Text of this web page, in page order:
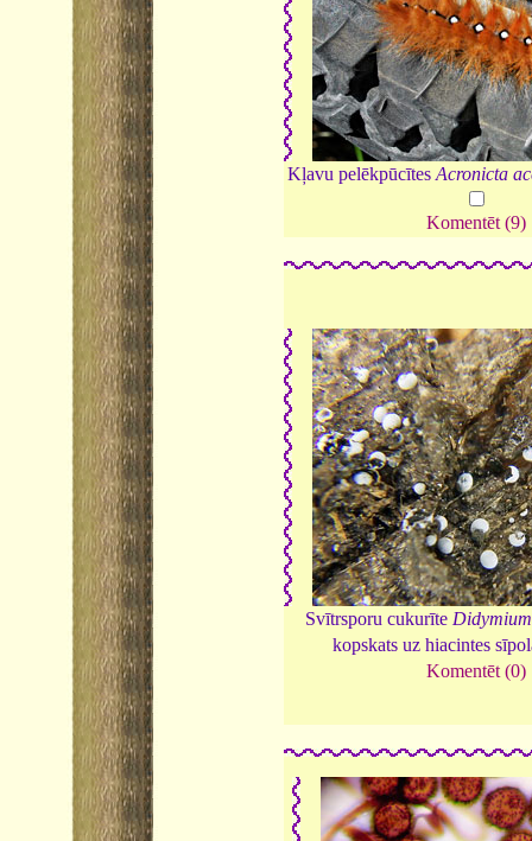
Kļavu pelēkpūcītes Acronicta
Komentēt (9)
Svītrsporu cukurīte
kopskats uz hiacintes
Komentēt (0)